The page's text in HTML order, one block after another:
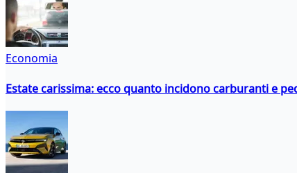
Economia
Estate carissima: ecco quanto incidono carburanti e